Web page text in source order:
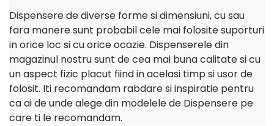
Dispensere de diverse forme si dimensiuni, cu sau
fara manere sunt probabil cele mai folosite suporturi
in orice loc si cu orice ocazie. Dispenserele din
magazinul nostru sunt de cea mai buna calitate si cu
un aspect fizic placut fiind in acelasi timp si usor de
folosit. Iti recomandam rabdare si inspiratie pentru
ca ai de unde alege din modelele de Dispensere pe
care ti le recomandam.